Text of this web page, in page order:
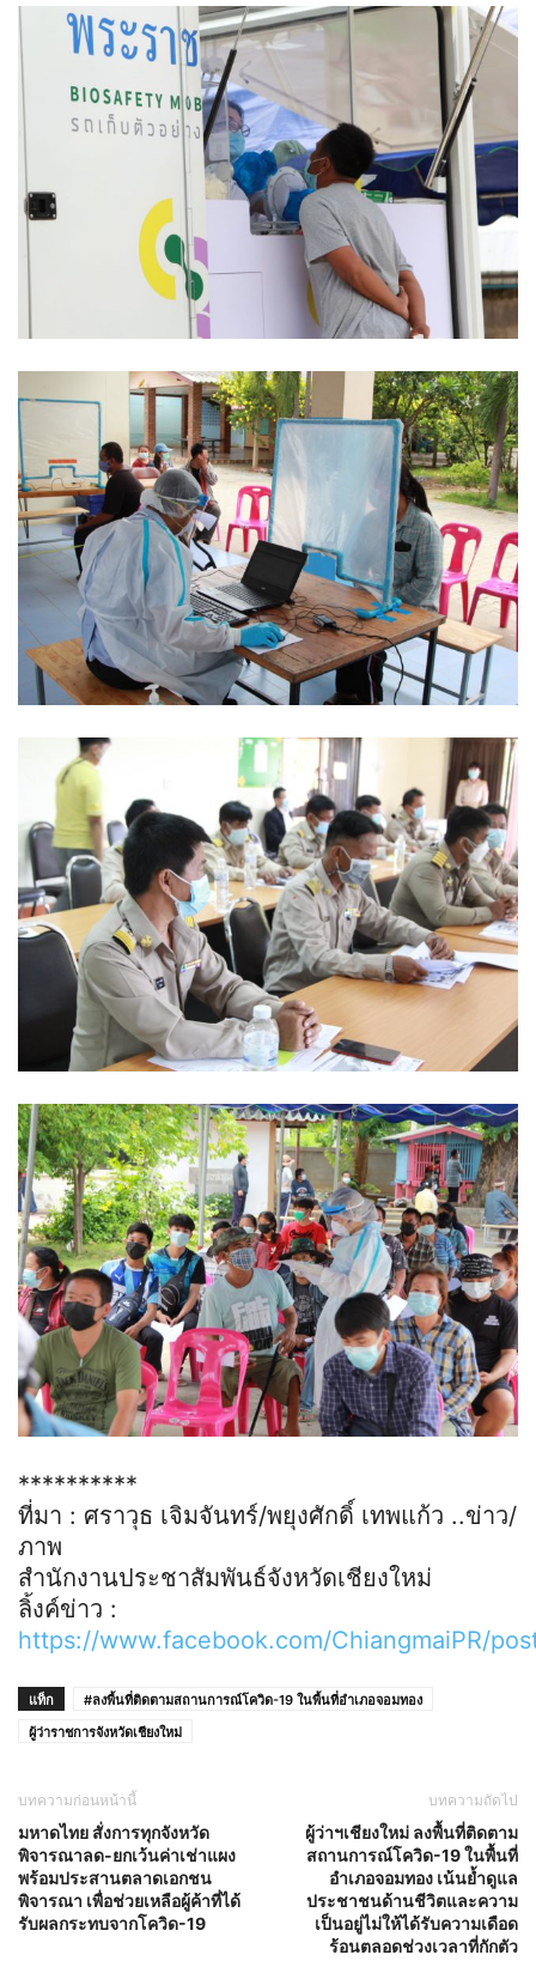
**********
ที่มา : ศราวุธ เจิมจันทร์/พยุงศักดิ์ เทพแก้ว ..ข่าว/
ภาพ
สำนักงานประชาสัมพันธ์จังหวัดเชียงใหม่
ลิ้งค์ข่าว :
https://www.facebook.com/ChiangmaiPR/
แท็ก
#ลงพื้นที่ติดตามสถานการณ์โควิด-19 ในพื้นที่อำเภอจอมทอง
ผู้ว่าราชการจังหวัดเชียงใหม่
บทความก่อนหน้านี้
มหาดไทย สั่งการทุกจังหวัด
พิจารณาลด-ยกเว้นค่าเช่าแผง
พร้อมประสานตลาดเอกชน
พิจารณา เพื่อช่วยเหลือผู้ค้าที่ได้
รับผลกระทบจากโควิด-19
บทความถัดไป
ผู้ว่าฯเชียงใหม่ ลงพื้นที่ติดตาม
สถานการณ์โควิด-19 ในพื้นที่
อำเภอจอมทอง เน้นย้ำดูแล
ประชาชนด้านชีวิตและความ
เป็นอยู่ไม่ให้ได้รับความเดือด
ร้อนตลอดช่วงเวลาที่กักตัว